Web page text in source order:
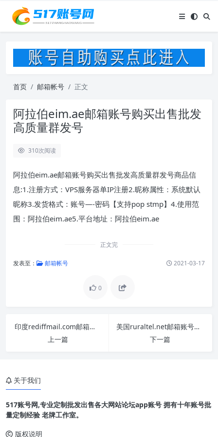
首页 邮箱帐号 正文
阿拉伯eim.ae邮箱账号购买出售批发
高质量群发号
310次阅读
阿拉伯eim.ae邮箱账号购买出售批发高质量群发号商品信
息:1.注册方式：VPS服务器单IP注册2.昵称属性：系统默认
昵称3.发货格式：账号—-密码【支持pop stmp】4.使用范
围：阿拉伯eim.ae5.平台地址：阿拉伯eim.ae
正文完
发表至： 邮箱帐号 2021-03-17
0
印度rediffmail.com邮箱账号购买出售批发【自动发货
上一篇
美国ruraltel.net邮箱账号在线购买出售批发【自动
下一篇
关于我们
517账号网,专业定制批发出售各大网站论坛app账号 拥有十年账号批
量定制经验 老牌工作室。
版权说明